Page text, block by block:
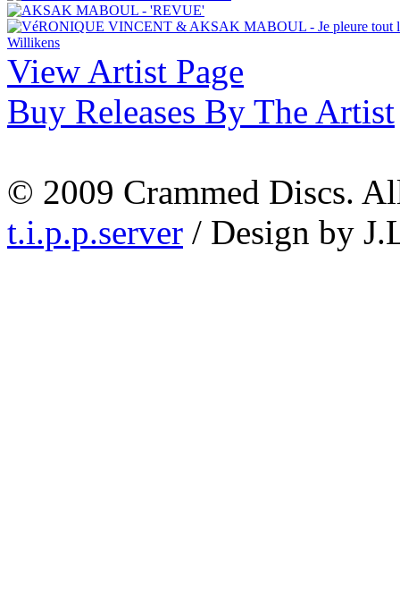
View Artist Page
Buy Releases By The Artist
© 2009 Crammed Discs.
t.i.p.p.server / Design by